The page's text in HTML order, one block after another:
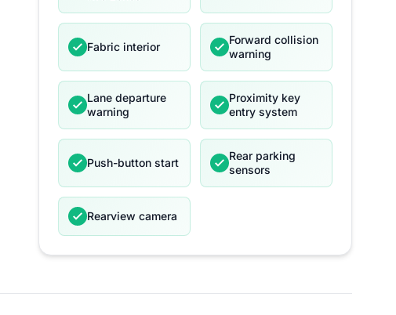
Fabric interior
Forward collision
warning
Lane departure
warning
Proximity key
entry system
Push-button start
Rear parking
sensors
Rearview camera